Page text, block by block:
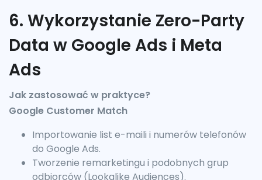
6. Wykorzystanie Zero-Party
Data w Google Ads i Meta
Ads
Jak zastosować w praktyce?
Google Customer Match
Importowanie list e-maili i numerów telefonów
do Google Ads.
Tworzenie remarketingu i podobnych grup
odbiorców (Lookalike Audiences).